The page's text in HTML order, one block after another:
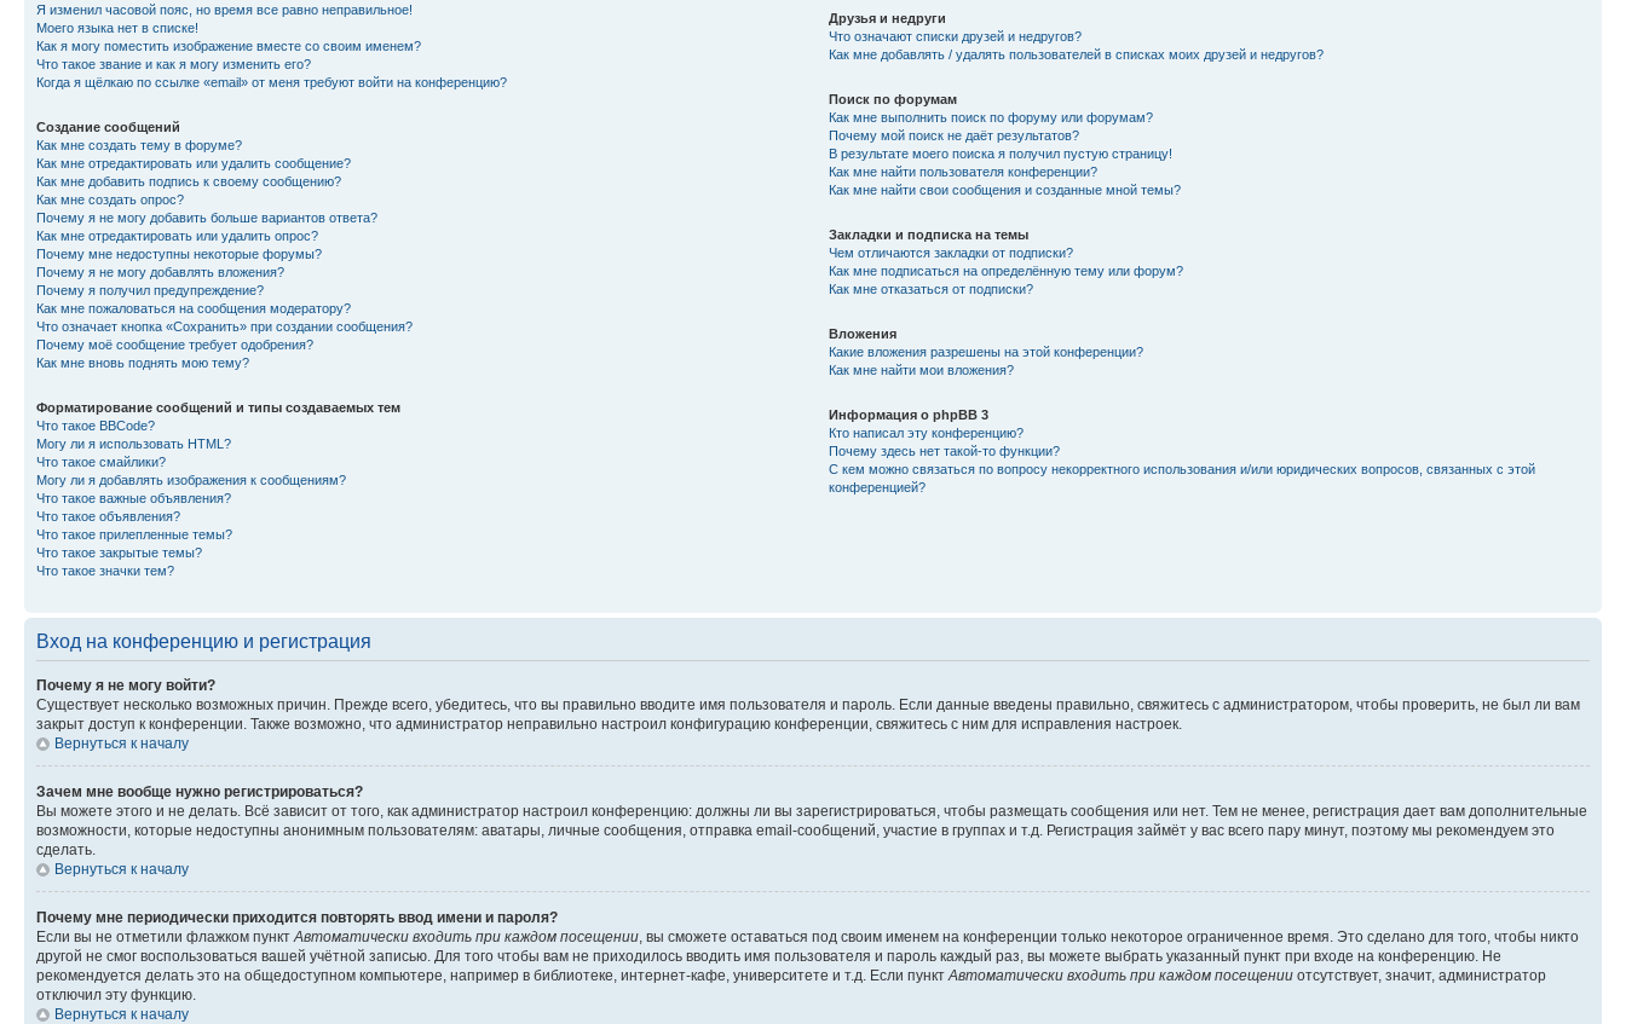
Я изменил часовой пояс, но время все равно неправильное!
Моего языка нет в списке!
Как я могу поместить изображение вместе со своим именем?
Что такое звание и как я могу изменить его?
Когда я щёлкаю по ссылке «email» от меня требуют войти на конференцию?
Создание сообщений
Как мне создать тему в форуме?
Как мне отредактировать или удалить сообщение?
Как мне добавить подпись к своему сообщению?
Как мне создать опрос?
Почему я не могу добавить больше вариантов ответа?
Как мне отредактировать или удалить опрос?
Почему мне недоступны некоторые форумы?
Почему я не могу добавлять вложения?
Почему я получил предупреждение?
Как мне пожаловаться на сообщения модератору?
Что означает кнопка «Сохранить» при создании сообщения?
Почему моё сообщение требует одобрения?
Как мне вновь поднять мою тему?
Форматирование сообщений и типы создаваемых тем
Что такое BBCode?
Могу ли я использовать HTML?
Что такое смайлики?
Могу ли я добавлять изображения к сообщениям?
Что такое важные объявления?
Что такое объявления?
Что такое прилепленные темы?
Что такое закрытые темы?
Что такое значки тем?
Друзья и недруги
Что означают списки друзей и недругов?
Как мне добавлять / удалять пользователей в списках моих друзей и недругов?
Поиск по форумам
Как мне выполнить поиск по форуму или форумам?
Почему мой поиск не даёт результатов?
В результате моего поиска я получил пустую страницу!
Как мне найти пользователя конференции?
Как мне найти свои сообщения и созданные мной темы?
Закладки и подписка на темы
Чем отличаются закладки от подписки?
Как мне подписаться на определённую тему или форум?
Как мне отказаться от подписки?
Вложения
Какие вложения разрешены на этой конференции?
Как мне найти мои вложения?
Информация о phpBB 3
Кто написал эту конференцию?
Почему здесь нет такой-то функции?
С кем можно связаться по вопросу некорректного использования и/или юридических вопросов, связанных с этой
конференцией?
Вход на конференцию и регистрация
Почему я не могу войти?
Существует несколько возможных причин. Прежде всего, убедитесь, что вы правильно вводите имя пользователя и пароль. Если данные введены правильно, свяжитесь с администратором, чтобы проверить, не был ли вам
закрыт доступ к конференции. Также возможно, что администратор неправильно настроил конфигурацию конференции, свяжитесь с ним для исправления настроек.
Вернуться к началу
Зачем мне вообще нужно регистрироваться?
Вы можете этого и не делать. Всё зависит от того, как администратор настроил конференцию: должны ли вы зарегистрироваться, чтобы размещать сообщения или нет. Тем не менее, регистрация дает вам дополнительные
возможности, которые недоступны анонимным пользователям: аватары, личные сообщения, отправка email-сообщений, участие в группах и т.д. Регистрация займёт у вас всего пару минут, поэтому мы рекомендуем это
сделать.
Вернуться к началу
Почему мне периодически приходится повторять ввод имени и пароля?
Если вы не отметили флажком пункт Автоматически входить при каждом посещении , вы сможете оставаться под своим именем на конференции только некоторое ограниченное время. Это сделано для того, чтобы никто
другой не смог воспользоваться вашей учётной записью. Для того чтобы вам не приходилось вводить имя пользователя и пароль каждый раз, вы можете выбрать указанный пункт при входе на конференцию. Не
рекомендуется делать это на общедоступном компьютере, например в библиотеке, интернет-кафе, университете и т.д. Если пункт Автоматически входить при каждом посещении отсутствует, значит, администратор
отключил эту функцию.
Вернуться к началу